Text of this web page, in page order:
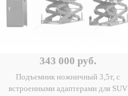
343 000 руб.
Подъемник ножничный 3,5т, с
встроенными адаптерами для SUV